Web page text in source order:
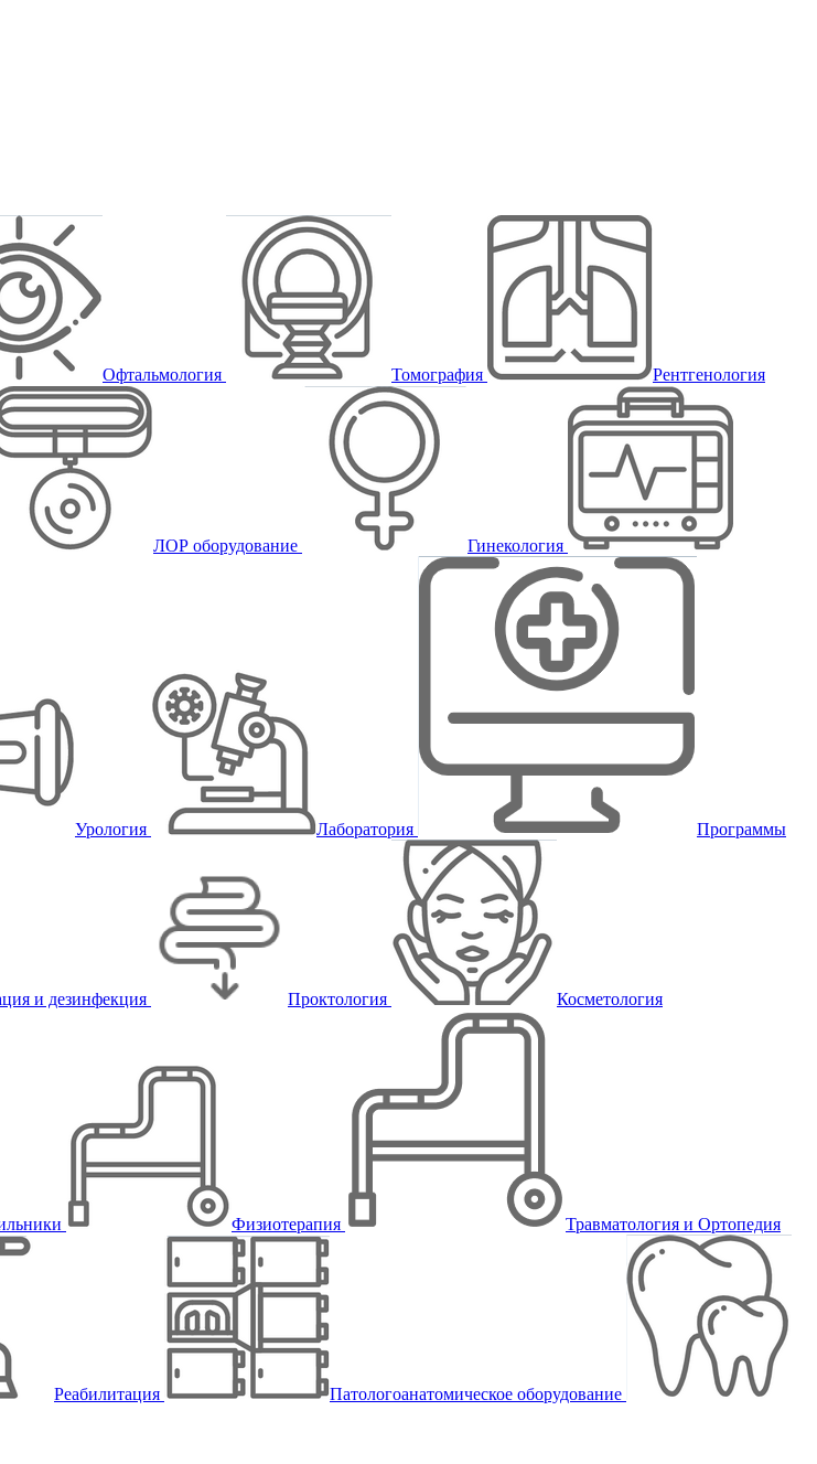
Офтальмология Томография Рентгенология
ЛОР оборудование Гинекология
Урология Лаборатория Программы
и дезинфекция Проктология Косметология
Физиотерапия Травматология и Ортопедия
Реабилитация
Патологоанатомическое оборудование